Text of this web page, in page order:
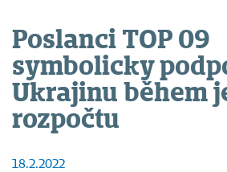
Poslanci TOP 09
symbolicky
Ukrajinu během
rozpočtu
18.2.2022